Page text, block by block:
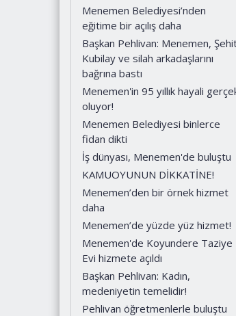
Menemen Belediyesi’nden
eğitime bir açılış daha
Başkan Pehlivan: Menemen,
Kubilay ve silah arkadaşlarını
bağrına bastı
Menemen'in 95 yıllık hayali
oluyor!
Menemen Belediyesi binlerce
fidan dikti
İş dünyası, Menemen'de buluştu
KAMUOYUNUN DİKKATİNE!
Menemen’den bir örnek hizmet
daha
Menemen’de yüzde yüz hizmet!
Menemen'de Koyundere Taziye
Evi hizmete açıldı
Başkan Pehlivan: Kadın,
medeniyetin temelidir!
Pehlivan öğretmenlerle buluştu